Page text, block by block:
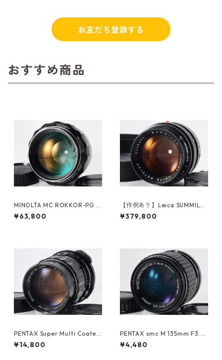
お友だち登録する
おすすめ商品
MINOLTA MC ROKKOR-PG 5
8mm F1.2 整備済ミノルタ（61
200）
¥63,800
【作例あり】Leica SUMMILU
X M 50mm F1.4 第2世代 元箱
ライカ フィルムカメラ用レン
¥379,800
PENTAX Super Multi Coated
TAKUMAR 6×7 150mm F2.8
ペンタックス (61365)
¥14,800
PENTAX smc M 135mm F3.5
Kマウント ペンタックス (613
49)
¥4,480